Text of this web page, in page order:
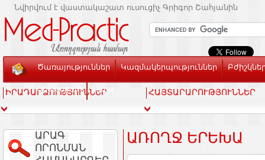
Նվիրվում է վաստակաշատ ուսուցիչ Գրիգոր Շահյանին
Ծառայություններ Կազմակերպություններ
Տեսասրահ Կապ
ԻՐԱԴԱՐՁՈՒԹՅՈՒՆՆԵՐ ՀԱՅՏԱՐԱՐՈՒԹՅՈՒՆՆԵՐ
ԱՐԱԳ
ՈՐՈՆՄԱՆ
ԱՌՈՂՋ ԵՐԵԽԱ